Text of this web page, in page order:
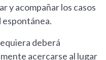
y acompañar los casos
deberá
acercarse al lugar